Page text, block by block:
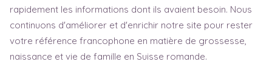
rapidement les informations dont ils avaient besoin. Nous
continuons d'améliorer et d'enrichir notre site pour rester
votre référence francophone en matière de grossesse,
naissance et vie de famille en Suisse romande.